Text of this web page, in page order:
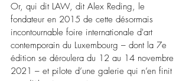
Or, qui dit LAW, dit Alex Reding, le
fondateur en 2015 de cette désormais
incontournable foire internationale d'art
contemporain du Luxembourg – dont la 7e
édition se déroulera du 12 au 14 novembre
2021 – et pilote d’une galerie qui n’en finit